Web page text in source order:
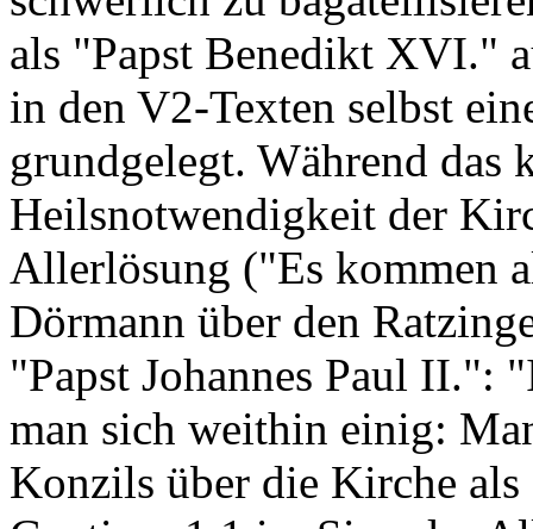
als "Papst Benedikt XVI."
in den V2-Texten selbst
grundgelegt. Während das
Heilsnotwendigkeit der
Allerlösung ("Es kommen
Dörmann über den
"Papst Johannes Paul II.":
man sich weithin einig:
Konzils über die Kirche